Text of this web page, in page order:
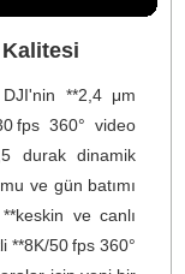
fiyat**, **daha
**yenilikçi
ve
giriş
ve gelecek